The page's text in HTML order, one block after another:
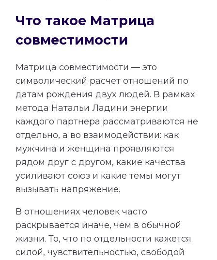
Что такое Матрица
совместимости
Матрица совместимости — это
символический расчет отношений по
датам рождения двух людей. В рамках
метода Натальи Ладини энергии
каждого партнера рассматриваются не
отдельно, а во взаимодействии: как
мужчина и женщина проявляются
рядом друг с другом, какие качества
усиливают союз и какие темы могут
вызывать напряжение.
В отношениях человек часто
раскрывается иначе, чем в обычной
жизни. То, что по отдельности кажется
силой, чувствительностью, свободой